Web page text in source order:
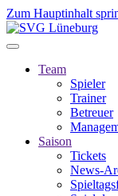
Zum Hauptinhalt
Team
Spieler
Trainer
Betreuer
Saison
Tickets
News-